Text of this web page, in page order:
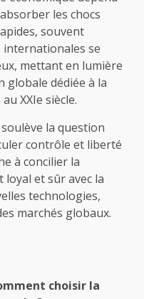
les chocs
souvent
internationales se
mettant en lumière
globale dédiée à la
XXIe siècle.
la question
contrôle et liberté
à concilier la
loyal et sûr avec la
technologies,
marchés globaux.
choisir la